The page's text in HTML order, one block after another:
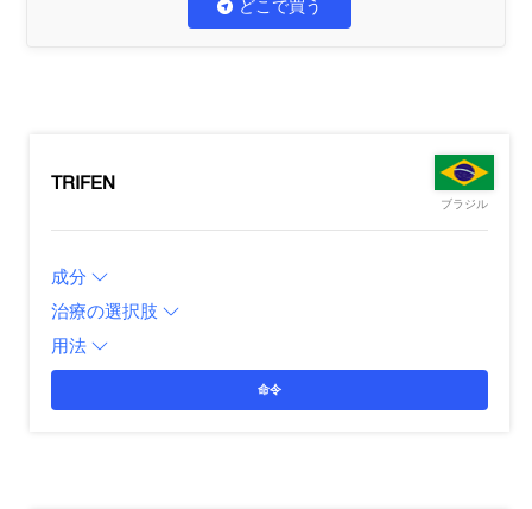
どこで買う
TRIFEN
ブラジル
成分
治療の選択肢
用法
命令